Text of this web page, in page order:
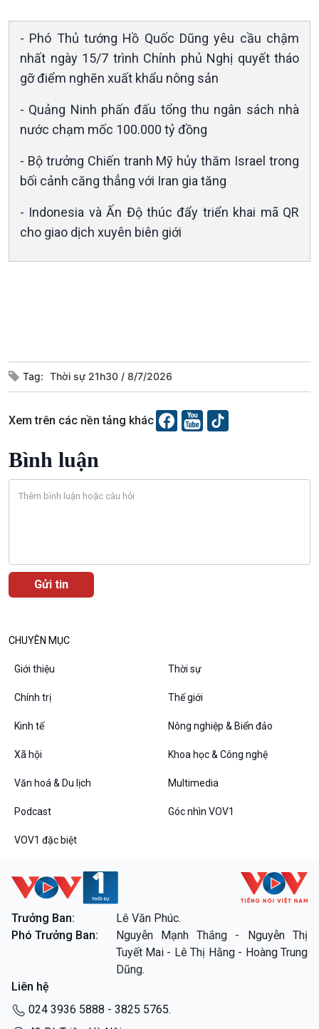
360 độ Sức khỏe
Chuyển đổi Xanh
Tài nguyên và Môi trường
Chuyên gia của bạn
Xã hội chuyển động
Bước chân đến trường
Kết nối công nghệ
Sống chung với biến đổi
khí hậu
E-Magazine
Chân dung cuộc sống
Các chương trình đặc biệt
- Phó Thủ tướng Hồ Quốc Dũng yêu cầu chậm
nhất ngày 15/7 trình Chính phủ Nghị quyết tháo
gỡ điểm nghẽn xuất khẩu nông sản
- Quảng Ninh phấn đấu tổng thu ngân sách nhà
nước chạm mốc 100.000 tỷ đồng
- Bộ trưởng Chiến tranh Mỹ hủy thăm Israel trong
bối cảnh căng thẳng với Iran gia tăng
- Indonesia và Ấn Độ thúc đẩy triển khai mã QR
cho giao dịch xuyên biên giới
Tag: Thời sự 21h30 8/7/2026
Xem trên các nền tảng khác
Bình luận
CHUYÊN MỤC
Giới thiệu Thời sự
Chính trị Thế giới
Kinh tế Nông nghiệp & Biển đảo
Xã hội Khoa học & Công nghệ
Văn hoá & Du lịch Multimedia
Podcast Góc nhìn VOV1
VOV1 đặc biệt
Trưởng Ban:
Lê Văn Phúc.
Phó Trưởng Ban:
Nguyễn Mạnh Thắng - Nguyễn Thị
Tuyết Mai - Lê Thị Hằng - Hoàng Trung
Dũng.
Liên hệ
024 3936 5888 - 3825 5765.